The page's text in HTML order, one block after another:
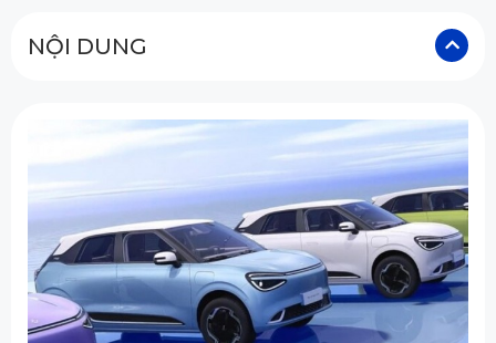
NỘI DUNG